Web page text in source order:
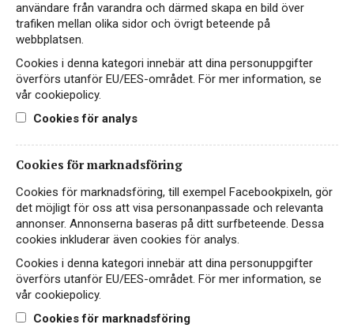
Ecologica Moscato
Spumante Dolce
FAIRTRADE
ARGENTINA, FAMATINA VALLEY
109 kr LÄS MER
användare från varandra och därmed skapa en bild över
trafiken mellan olika sidor och övrigt beteende på
webbplatsen.
Cookies i denna kategori innebär att dina personuppgifter
överförs utanför EU/EES-området. För mer information, se
vår cookiepolicy.
Cookies för analys
Cookies för marknadsföring
Cookies för marknadsföring, till exempel Facebookpixeln, gör
det möjligt för oss att visa personanpassade och relevanta
annonser. Annonserna baseras på ditt surfbeteende. Dessa
cookies inkluderar även cookies för analys.
Cookies i denna kategori innebär att dina personuppgifter
överförs utanför EU/EES-området. För mer information, se
vår cookiepolicy.
Cookies för marknadsföring